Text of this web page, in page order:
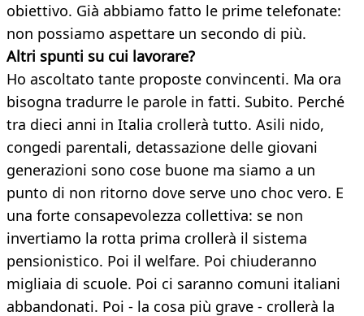
obiettivo. Già abbiamo fatto le prime telefonate:
non possiamo aspettare un secondo di più.
Altri spunti su cui lavorare?
Ho ascoltato tante proposte convincenti. Ma ora
bisogna tradurre le parole in fatti. Subito. Perché
tra dieci anni in Italia crollerà tutto. Asili nido,
congedi parentali, detassazione delle giovani
generazioni sono cose buone ma siamo a un
punto di non ritorno dove serve uno choc vero. E
una forte consapevolezza collettiva: se non
invertiamo la rotta prima crollerà il sistema
pensionistico. Poi il welfare. Poi chiuderanno
migliaia di scuole. Poi ci saranno comuni italiani
abbandonati. Poi - la cosa più grave - crollerà la